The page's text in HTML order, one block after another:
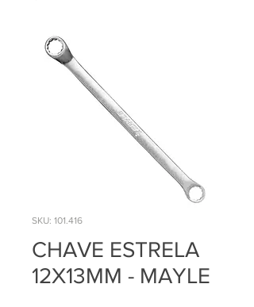
SKU: 101.416
CHAVE ESTRELA
12X13MM - MAYLE